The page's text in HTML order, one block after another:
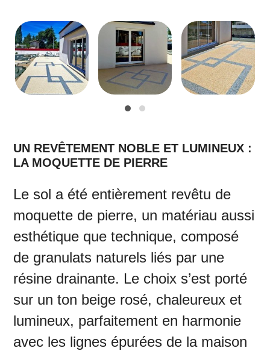
UN REVÊTEMENT NOBLE ET LUMINEUX :
LA MOQUETTE DE PIERRE
Le sol a été entièrement revêtu de
moquette de pierre, un matériau aussi
esthétique que technique, composé
de granulats naturels liés par une
résine drainante. Le choix s’est porté
sur un ton beige rosé, chaleureux et
lumineux, parfaitement en harmonie
avec les lignes épurées de la maison